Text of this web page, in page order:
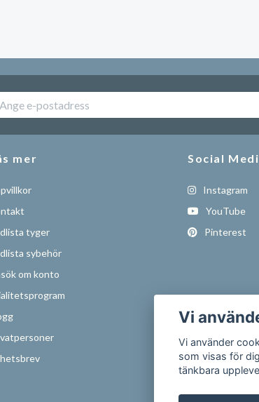
mer
tyger
sybehör
om konto
Social
Instagram
YouTube
Pinterest
Vi
Vi använder
som visas för
tänkbara